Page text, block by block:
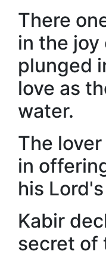
There
in the
plunged
love as
water.
The
in
his
Kabir
secret of